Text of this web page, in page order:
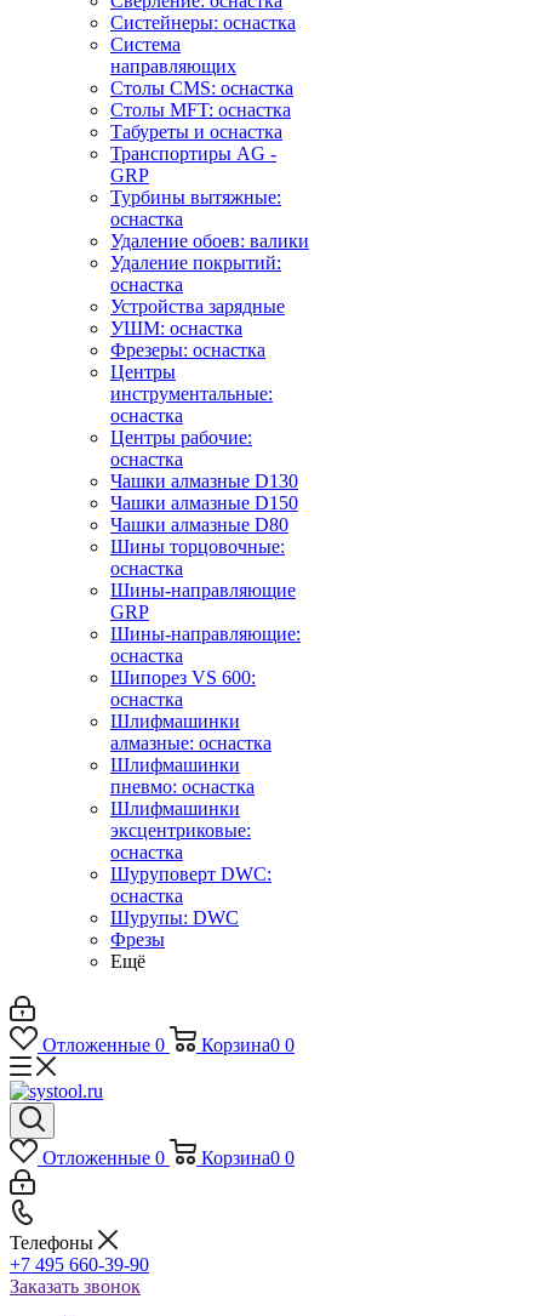
Систейнеры: оснастка
Система
направляющих
Столы CMS: оснастка
Столы MFT: оснастка
Табуреты и оснастка
Транспортиры AG -
GRP
Турбины вытяжные:
оснастка
Удаление обоев: валики
Удаление покрытий:
оснастка
Устройства зарядные
УШМ: оснастка
Фрезеры: оснастка
Центры
инструментальные:
оснастка
Центры рабочие:
оснастка
Чашки алмазные D130
Чашки алмазные D150
Чашки алмазные D80
Шины торцовочные:
оснастка
Шины-направляющие
GRP
Шины-направляющие:
оснастка
Шипорез VS 600:
оснастка
Шлифмашинки
алмазные: оснастка
Шлифмашинки
пневмо: оснастка
Шлифмашинки
эксцентриковые:
оснастка
Шуруповерт DWC:
оснастка
Шурупы: DWC
Фрезы
Ещё
Отложенные 0 Корзина0 0
Отложенные 0 Корзина0 0
Телефоны
+7 495 660-39-90
Заказать звонок